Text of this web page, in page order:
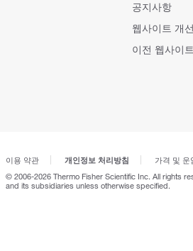
공지사항
웹사이트 개
이전 웹사이
이용 약관 개인정보 처리방침
가격 및 운
© 2006-2026 Thermo Fisher Scientific Inc. All rights
and its subsidiaries unless otherwise specified.